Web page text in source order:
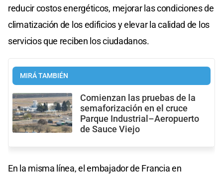
reducir costos energéticos, mejorar las condiciones de
climatización de los edificios y elevar la calidad de los
servicios que reciben los ciudadanos.
MIRÁ TAMBIÉN
Comienzan las pruebas de la
semaforización en el cruce
Parque Industrial–Aeropuerto
de Sauce Viejo
En la misma línea, el embajador de Francia en